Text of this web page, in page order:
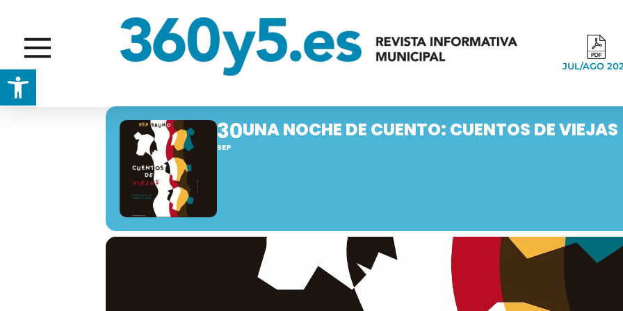
Abrir barra de herramientas JUL/AGO
30
SEP
UNA NOCHE DE CUENTO: CUENTOS DE VIEJAS